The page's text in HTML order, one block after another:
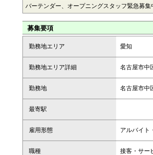
バーテンダー、オープニングスタッフ緊急募集
募集要項
勤務地エリア 愛知
勤務地エリア詳細 名古屋市中
勤務地 名古屋市中
最寄駅
雇用形態 アルバイト
職種 接客・サー